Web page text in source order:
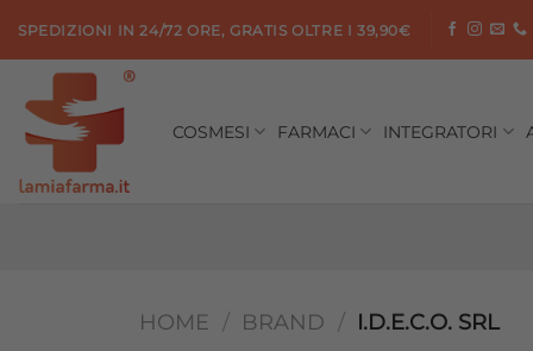
contenuti
SPEDIZIONI IN 24/72 ORE, GRATIS OLTRE I 39,90€
COSMESI FARMACI INTEGRATORI
HOME / BRAND / I.D.E.C.O. SRL